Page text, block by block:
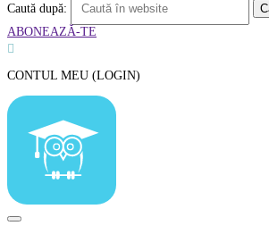
Caută după:
ABONEAZĂ-TE

CONTUL MEU (LOGIN)